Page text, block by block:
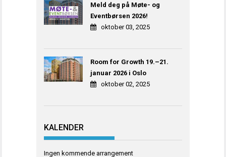
Meld deg på Møte- og
Eventbørsen 2026!
oktober 03, 2025
Room for Growth 19.–21.
januar 2026 i Oslo
oktober 02, 2025
KALENDER
Ingen kommende arrangement